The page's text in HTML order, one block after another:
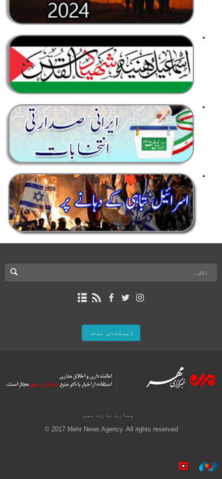
ڈیسکٹاپ نسخہ
ہمارے بارے میں
© 2017 Mehr News Agency. All rights reserved